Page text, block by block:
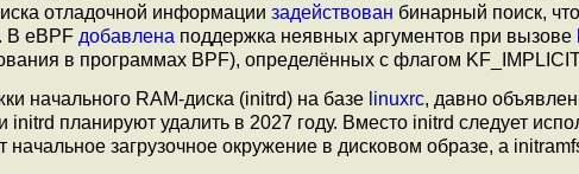
отладочной информации задействован бинарный поиск,
В eBPF добавлена поддержка неявных аргументов при вызове
в программах BPF), определённых с флагом
начального RAM-диска (initrd) на базе linuxrc, давно
планируют удалить в 2027 году. Вместо initrd следует
начальное загрузочное окружение в дисковом образе, а